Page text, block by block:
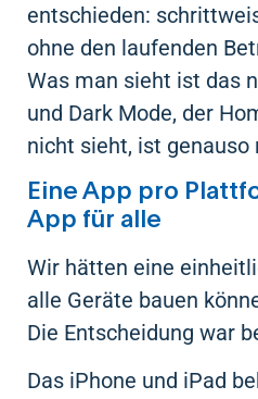
entschieden:
ohne den laufenden
Was man sieht ist das
und Dark Mode, der
nicht sieht, ist genauso
Eine App pro
App für alle
Wir hätten eine
alle Geräte bauen
Die Entscheidung war
Das iPhone und iPad